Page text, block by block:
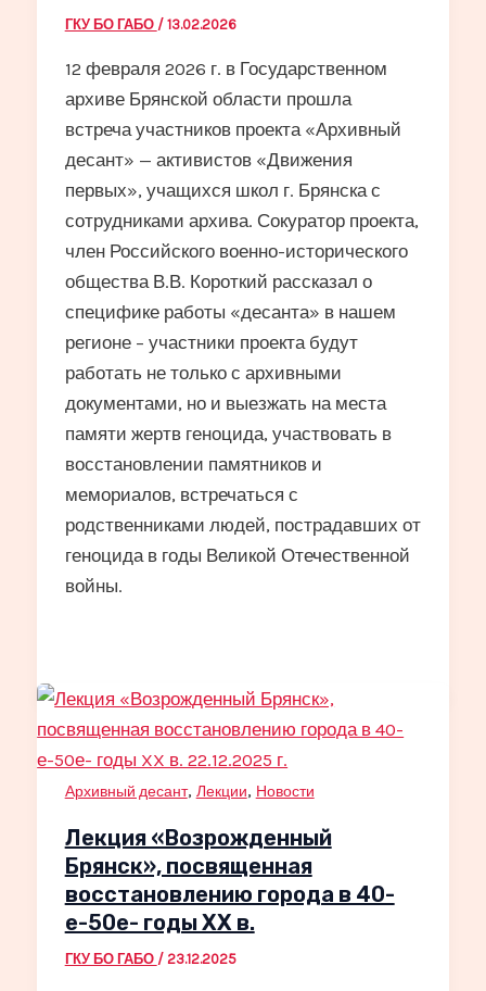
ГКУ БО ГАБО / 13.02.2026
12 февраля 2026 г. в Государственном
архиве Брянской области прошла
встреча участников проекта «Архивный
десант» — активистов «Движения
первых», учащихся школ г. Брянска с
сотрудниками архива. Сокуратор проекта,
член Российского военно-исторического
общества В.В. Короткий рассказал о
специфике работы «десанта» в нашем
регионе – участники проекта будут
работать не только с архивными
документами, но и выезжать на места
памяти жертв геноцида, участвовать в
восстановлении памятников и
мемориалов, встречаться с
родственниками людей, пострадавших от
геноцида в годы Великой Отечественной
войны.
Архивный десант, Лекции, Новости
Лекция «Возрожденный
Брянск», посвященная
восстановлению города в 40-
е-50е- годы XX в.
ГКУ БО ГАБО / 23.12.2025